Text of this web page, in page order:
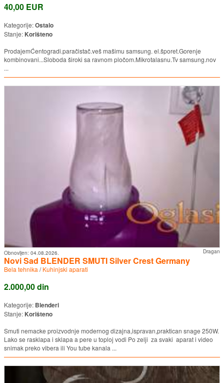
40,00 EUR
Kategorije:Ostalo
Stanje: Korišteno
ProdajemĆentogradi.paračistač.veš mašimu samsung. el.šporet.Gorenje
kombinovani...Sloboda široki sa ravnom pločom.Mikrotalasnu.Tv samsung.nov
...
Dragan
Obnovljen: 04.08.2026.
Novi Sad BLENDER SMUTI Silver Crest Germany
Bela tehnika /Kuhinjski aparati
2.000,00 din
Kategorije: Blenderi
Stanje: Korišteno
Smuti nemacke proizvodnje modernog dizajna,ispravan,praktican snage 250W.
Lako se rasklapa i sklapa a pere u toploj vodi Po zelji za svaki aparat i video
snimak preko vibera ili You tube kanala ...